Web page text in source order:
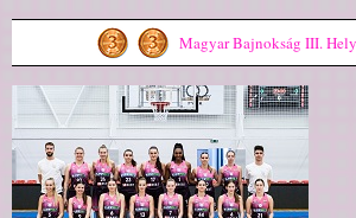
Magyar Bajnokság III.